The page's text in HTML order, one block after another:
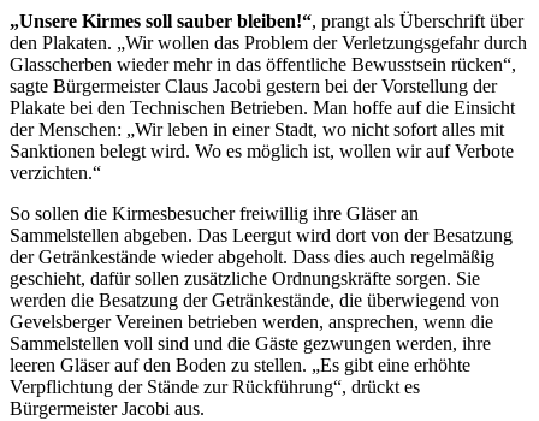
„Unsere Kirmes soll sauber bleiben!“, prangt als Überschrift über
den Plakaten. „Wir wollen das Problem der Verletzungsgefahr durch
Glasscherben wieder mehr in das öffentliche Bewusstsein rücken“,
sagte Bürgermeister Claus Jacobi gestern bei der Vorstellung der
Plakate bei den Technischen Betrieben. Man hoffe auf die Einsicht
der Menschen: „Wir leben in einer Stadt, wo nicht sofort alles mit
Sanktionen belegt wird. Wo es möglich ist, wollen wir auf Verbote
verzichten.“
So sollen die Kirmesbesucher freiwillig ihre Gläser an
Sammelstellen abgeben. Das Leergut wird dort von der Besatzung
der Getränkestände wieder abgeholt. Dass dies auch regelmäßig
geschieht, dafür sollen zusätzliche Ordnungskräfte sorgen. Sie
werden die Besatzung der Getränkestände, die überwiegend von
Gevelsberger Vereinen betrieben werden, ansprechen, wenn die
Sammelstellen voll sind und die Gäste gezwungen werden, ihre
leeren Gläser auf den Boden zu stellen. „Es gibt eine erhöhte
Verpflichtung der Stände zur Rückführung“, drückt es
Bürgermeister Jacobi aus.